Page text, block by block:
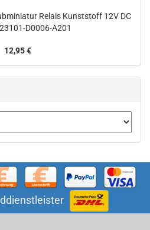
Relais Kunststoff 12V DC
D0006-A201
12,95 €